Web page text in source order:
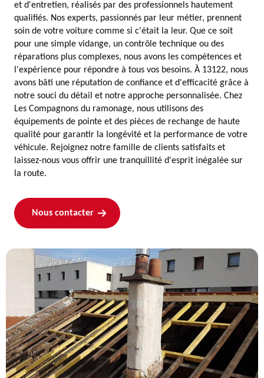
et d'entretien, réalisés par des professionnels hautement
qualifiés. Nos experts, passionnés par leur métier, prennent
soin de votre voiture comme si c'était la leur. Que ce soit
pour une simple vidange, un contrôle technique ou des
réparations plus complexes, nous avons les compétences et
l'expérience pour répondre à tous vos besoins. À 13122, nous
avons bâti une réputation de confiance et d'efficacité grâce à
notre souci du détail et notre approche personnalisée. Chez
Les Compagnons du ramonage, nous utilisons des
équipements de pointe et des pièces de rechange de haute
qualité pour garantir la longévité et la performance de votre
véhicule. Rejoignez notre famille de clients satisfaits et
laissez-nous vous offrir une tranquillité d'esprit inégalée sur
la route.
Nous contacter